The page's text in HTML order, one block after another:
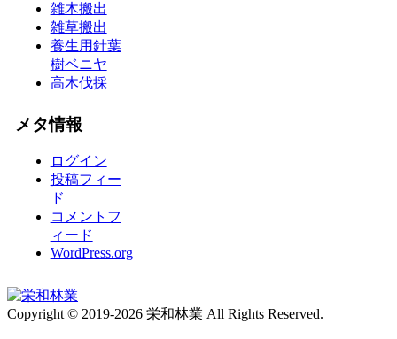
雑木搬出
雑草搬出
養生用針葉
樹ベニヤ
高木伐採
メタ情報
ログイン
投稿フィー
ド
コメントフ
ィード
WordPress.org
Copyright © 2019-2026 栄和林業 All Rights Reserved.